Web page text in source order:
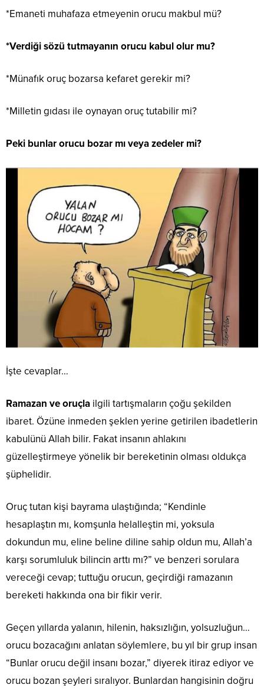
*Emaneti muhafaza etmeyenin orucu makbul mü?
*Verdiği sözü tutmayanın orucu kabul olur mu?
*Münafık oruç bozarsa kefaret gerekir mi?
*Milletin gıdası ile oynayan oruç tutabilir mi?
Peki bunlar orucu bozar mı veya zedeler mi?
İşte cevaplar…
Ramazan ve oruçla ilgili tartışmaların çoğu şekilden
ibaret. Özüne inmeden şeklen yerine getirilen ibadetlerin
kabulünü Allah bilir. Fakat insanın ahlakını
güzelleştirmeye yönelik bir bereketinin olması oldukça
şüphelidir.
Oruç tutan kişi bayrama ulaştığında; “Kendinle
hesaplaştın mı, komşunla helalleştin mi, yoksula
dokundun mu, eline beline diline sahip oldun mu, Allah’a
karşı sorumluluk bilincin arttı mı?” ve benzeri sorulara
vereceği cevap; tuttuğu orucun, geçirdiği ramazanın
bereketi hakkında ona bir fikir verir.
Geçen yıllarda yalanın, hilenin, haksızlığın, yolsuzluğun…
orucu bozacağını anlatan söylemlere, bu yıl bir grup insan
“Bunlar orucu değil insanı bozar,” diyerek itiraz ediyor ve
orucu bozan şeyleri sıralıyor. Bunlardan hangisinin doğru